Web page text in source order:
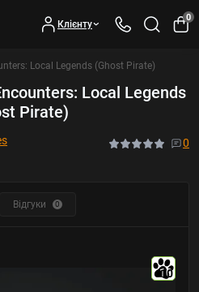
Клієнту
0
Local Legends (Ghost Pirate)
Local Legends
Pirate)
0
Відгуки 0
10